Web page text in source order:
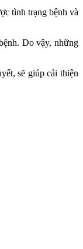
tình trạng bệnh và
Do vậy, những
sẽ giúp cải thiện